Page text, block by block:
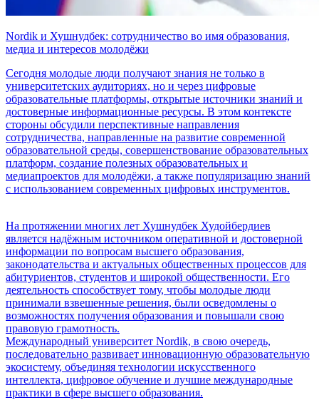
Nordik и Хушнудбек: сотрудничество во имя образования,
медиа и интересов молодёжи
Сегодня молодые люди получают знания не только в
университетских аудиториях, но и через цифровые
образовательные платформы, открытые источники знаний и
достоверные информационные ресурсы. В этом контексте
стороны обсудили перспективные направления
сотрудничества, направленные на развитие современной
образовательной среды, совершенствование образовательных
платформ, создание полезных образовательных и
медиапроектов для молодёжи, а также популяризацию знаний
с использованием современных цифровых инструментов.
На протяжении многих лет Хушнудбек Худойбердиев
является надёжным источником оперативной и достоверной
информации по вопросам высшего образования,
законодательства и актуальных общественных процессов для
абитуриентов, студентов и широкой общественности. Его
деятельность способствует тому, чтобы молодые люди
принимали взвешенные решения, были осведомлены о
возможностях получения образования и повышали свою
правовую грамотность.
Международный университет Nordik, в свою очередь,
последовательно развивает инновационную образовательную
экосистему, объединяя технологии искусственного
интеллекта, цифровое обучение и лучшие международные
практики в сфере высшего образования.